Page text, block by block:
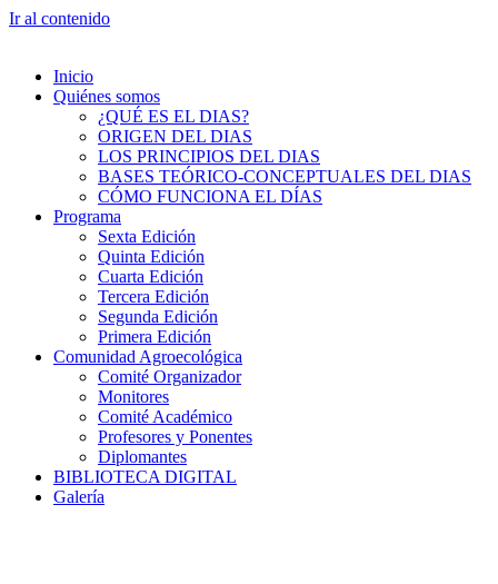
Ir al contenido
Inicio
Quiénes somos
¿QUÉ ES EL DIAS?
ORIGEN DEL DIAS
LOS PRINCIPIOS DEL DIAS
BASES TEÓRICO-CONCEPTUALES DEL DIAS
CÓMO FUNCIONA EL DÍAS
Programa
Sexta Edición
Quinta Edición
Cuarta Edición
Tercera Edición
Segunda Edición
Primera Edición
Comunidad Agroecológica
Comité Organizador
Monitores
Comité Académico
Profesores y Ponentes
Diplomantes
BIBLIOTECA DIGITAL
Galería